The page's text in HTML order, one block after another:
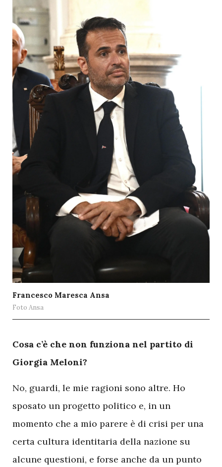
Francesco Maresca Ansa
Foto Ansa
Cosa c’è che non funziona nel partito di
Giorgia Meloni?
No, guardi, le mie ragioni sono altre. Ho
sposato un progetto politico e, in un
momento che a mio parere è di crisi per una
certa cultura identitaria della nazione su
alcune questioni, e forse anche da un punto